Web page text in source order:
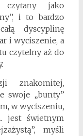
czytany jako
i to bardzo
dyscyplinę
i wyciszenie, a
czytelny aż do
znakomitej,
swoje „bunty”
w wyciszeniu,
jest świetnym
myśli